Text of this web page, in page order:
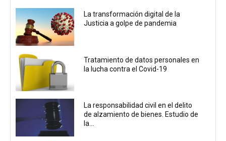
La transformación digital de la
Justicia a golpe de pandemia
Tratamiento de datos personales en
la lucha contra el Covid-19
La responsabilidad civil en el delito
de alzamiento de bienes. Estudio de
la...